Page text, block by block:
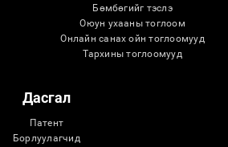
Бөмбөгийг тэслэ
Оюун ухааны тоглоом
Онлайн санах ойн тоглоомууд
Тархины тоглоомууд
Дасгал
Патент
Борлуулагчид